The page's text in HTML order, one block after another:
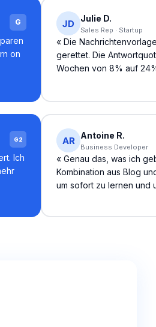
G
on
Julie D.
Sales Rep · Startup
« Die
gerettet. Die
Wochen von 8% auf
G2
Ich
Antoine R.
Business Developer
« Genau das, was ich
Kombination aus Blog
um sofort zu lernen und